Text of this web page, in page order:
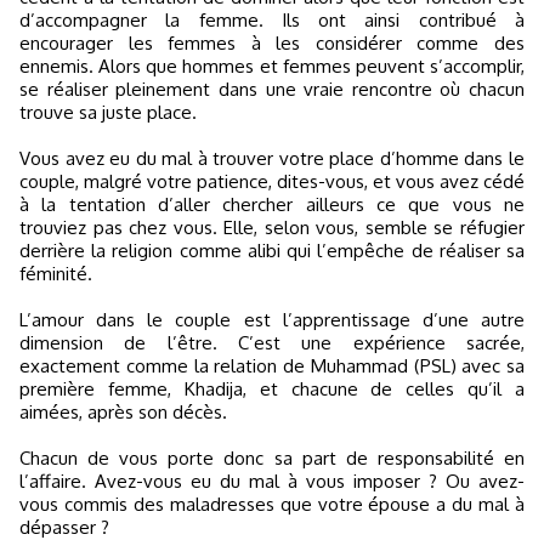
d’accompagner la femme. Ils ont ainsi contribué à
encourager les femmes à les considérer comme des
ennemis. Alors que hommes et femmes peuvent s’accomplir,
se réaliser pleinement dans une vraie rencontre où chacun
trouve sa juste place.
Vous avez eu du mal à trouver votre place d’homme dans le
couple, malgré votre patience, dites-vous, et vous avez cédé
à la tentation d’aller chercher ailleurs ce que vous ne
trouviez pas chez vous. Elle, selon vous, semble se réfugier
derrière la religion comme alibi qui l’empêche de réaliser sa
féminité.
L’amour dans le couple est l’apprentissage d’une autre
dimension de l’être. C’est une expérience sacrée,
exactement comme la relation de Muhammad (PSL) avec sa
première femme, Khadija, et chacune de celles qu’il a
aimées, après son décès.
Chacun de vous porte donc sa part de responsabilité en
l’affaire. Avez-vous eu du mal à vous imposer ? Ou avez-
vous commis des maladresses que votre épouse a du mal à
dépasser ?